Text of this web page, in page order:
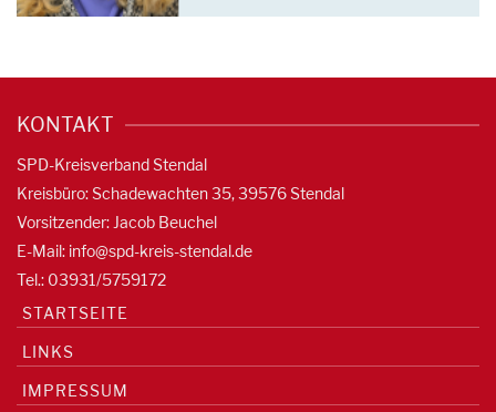
KONTAKT
SPD-Kreisverband Stendal
Kreisbüro: Schadewachten 35, 39576 Stendal
Vorsitzender: Jacob Beuchel
E-Mail: info@spd-kreis-stendal.de
Tel.: 03931/5759172
STARTSEITE
LINKS
IMPRESSUM